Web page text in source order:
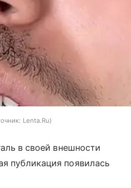
Lenta.Ru
в своей внешности
публикация появилась